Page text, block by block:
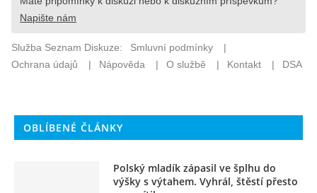
OBLÍBENÉ ČLÁNKY
Polský mladík zápasil ve šplhu do
výšky s výtahem. Vyhrál, štěstí přesto